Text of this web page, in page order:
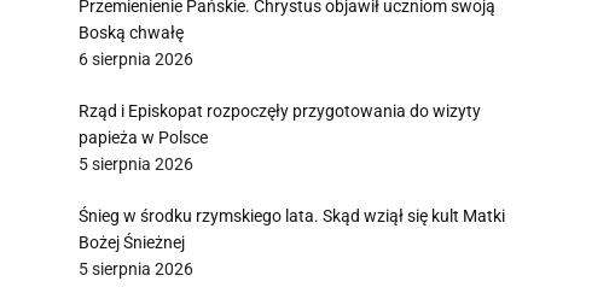
Przemienienie Pańskie. Chrystus objawił uczniom swoją
Boską chwałę
6 sierpnia 2026
Rząd i Episkopat rozpoczęły przygotowania do wizyty
papieża w Polsce
5 sierpnia 2026
Śnieg w środku rzymskiego lata. Skąd wziął się kult Matki
Bożej Śnieżnej
5 sierpnia 2026